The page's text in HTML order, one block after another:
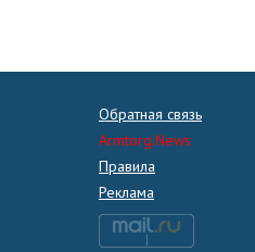
Обратная связь
Armtorg.News
Правила
Реклама